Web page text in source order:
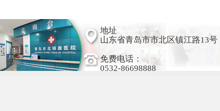
地址
山东省青岛市市北区镇江路13号
免费电话：
0532-86698888